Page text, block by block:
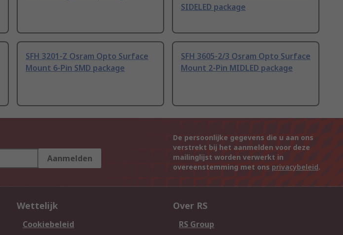
SIDELED package
SFH 3201-Z Osram Opto Surface
Mount 6-Pin SMD package
SFH 3605-2/3 Osram Opto Surface
Mount 2-Pin MIDLED package
Aanmelden
De persoonlijke gegevens die u aan ons
verstrekt bij het aanmelden voor deze
mailinglijst worden verwerkt in
overeenstemming met ons privacybeleid.
Wettelijk
Cookiebeleid
Over RS
RS Group